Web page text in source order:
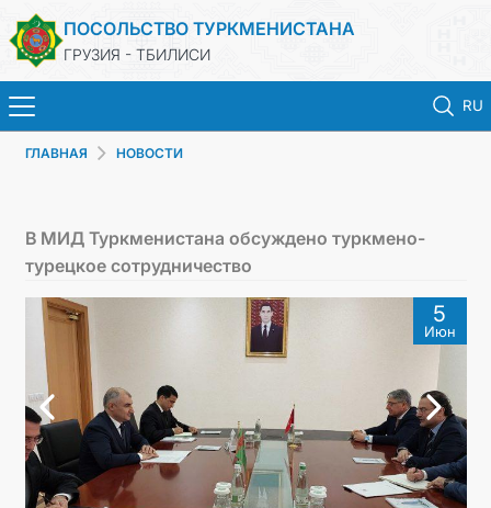
ПОСОЛЬСТВО ТУРКМЕНИСТАНА
ГРУЗИЯ - ТБИЛИСИ
RU
КОНСУЛЬСКИЕ УСЛУГИ
КОНТАКТНЫЕ ДАННЫЕ
ГЛАВНАЯ НОВОСТИ
В МИД Туркменистана обсуждено туркмено-
турецкое сотрудничество
5
Июн